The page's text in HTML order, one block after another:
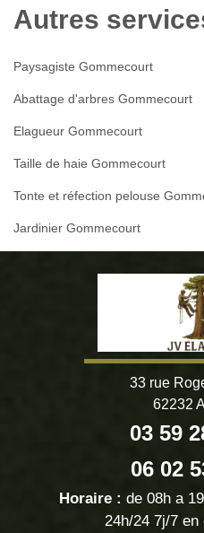
Autres
Paysagiste Gommecourt
Abattage d'arbres Gommecourt
Elagueur Gommecourt
Taille de haie Gommecourt
Tonte et réfection pelouse
Jardinier Gommecourt
33 rue
62232
03 59
06 02
Horaire : de 08h a
24h/24 7j/7